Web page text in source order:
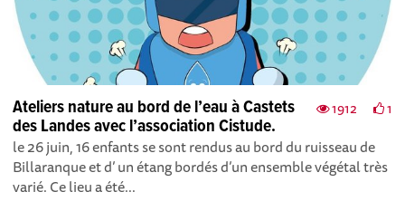
1912 1
Ateliers nature au bord de l’eau à Castets
des Landes avec l’association Cistude.
le 26 juin, 16 enfants se sont rendus au bord du ruisseau de
Billaranque et d’ un étang bordés d’un ensemble végétal très
varié. Ce lieu a été...